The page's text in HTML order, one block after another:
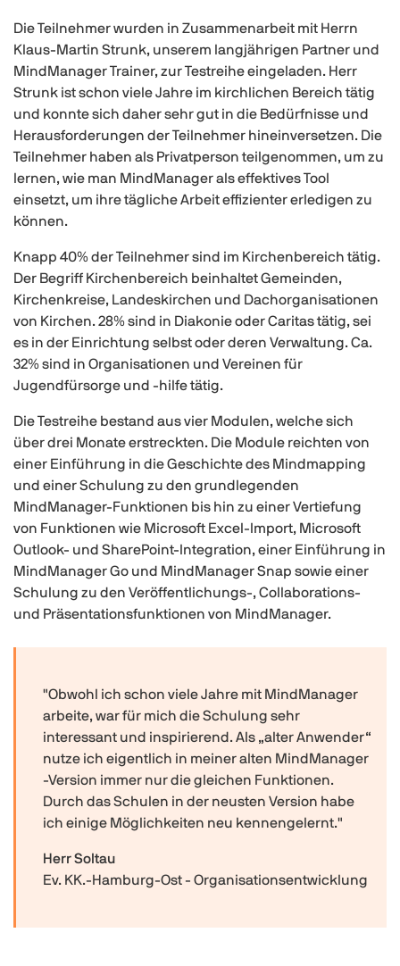
Die Teilnehmer wurden in Zusammenarbeit mit Herrn
Klaus-Martin Strunk, unserem langjährigen Partner und
MindManager Trainer, zur Testreihe eingeladen. Herr
Strunk ist schon viele Jahre im kirchlichen Bereich tätig
und konnte sich daher sehr gut in die Bedürfnisse und
Herausforderungen der Teilnehmer hineinversetzen. Die
Teilnehmer haben als Privatperson teilgenommen, um zu
lernen, wie man MindManager als effektives Tool
einsetzt, um ihre tägliche Arbeit effizienter erledigen zu
können.
Knapp 40% der Teilnehmer sind im Kirchenbereich tätig.
Der Begriff Kirchenbereich beinhaltet Gemeinden,
Kirchenkreise, Landeskirchen und Dachorganisationen
von Kirchen. 28% sind in Diakonie oder Caritas tätig, sei
es in der Einrichtung selbst oder deren Verwaltung. Ca.
32% sind in Organisationen und Vereinen für
Jugendfürsorge und -hilfe tätig.
Die Testreihe bestand aus vier Modulen, welche sich
über drei Monate erstreckten. Die Module reichten von
einer Einführung in die Geschichte des Mindmapping
und einer Schulung zu den grundlegenden
MindManager-Funktionen bis hin zu einer Vertiefung
von Funktionen wie Microsoft Excel-Import, Microsoft
Outlook- und SharePoint-Integration, einer Einführung in
MindManager Go und MindManager Snap sowie einer
Schulung zu den Veröffentlichungs-, Collaborations-
und Präsentationsfunktionen von MindManager.
"Obwohl ich schon viele Jahre mit MindManager
arbeite, war für mich die Schulung sehr
interessant und inspirierend. Als „alter Anwender“
nutze ich eigentlich in meiner alten MindManager
-Version immer nur die gleichen Funktionen.
Durch das Schulen in der neusten Version habe
ich einige Möglichkeiten neu kennengelernt."
Herr Soltau
Ev. KK.-Hamburg-Ost - Organisationsentwicklung